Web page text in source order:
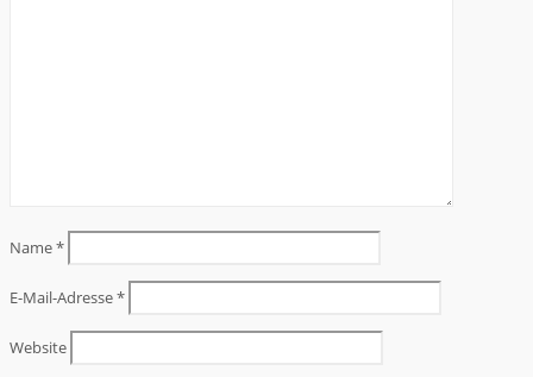
Name*
E-Mail-Adresse*
Website